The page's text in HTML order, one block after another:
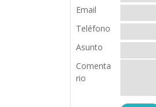
Email
Teléfono
Asunto
Comenta
rio